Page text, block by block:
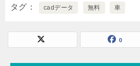
タグ cadデータ 無料 車
0